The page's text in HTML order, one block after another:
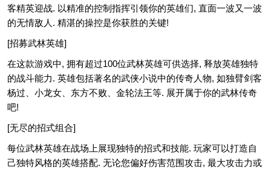
客精英迎战. 以精准的控制指挥引领你的英雄们, 直面一波又一波
的无情敌人. 精湛的操控是你获胜的关键!
[招募武林英雄]
在这款游戏中, 拥有超过100位武林英雄可供选择, 释放英雄独特
的战斗能力. 英雄包括著名的武侠小说中的传奇人物, 如独臂剑客
杨过、小龙女、东方不败、金轮法王等. 展开属于你的武林传奇
吧!
[无尽的招式组合]
每位武林英雄在战场上展现独特的招式和技能. 玩家可以打造自
己独特风格的英雄搭配. 无论您偏好伤害范围攻击, 最大攻击力或